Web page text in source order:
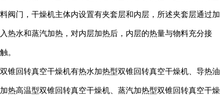
料阀门，干燥机主体内设置有夹套层和内层，所述夹套层通过加
入热水和蒸汽加热，对内层加热后，内层的热量与物料充分接
触。
双锥回转真空干燥机有热水加热型双锥回转真空干燥机、导热油
加热高温型双锥回转真空干燥机、蒸汽加热型双锥回转真空干燥